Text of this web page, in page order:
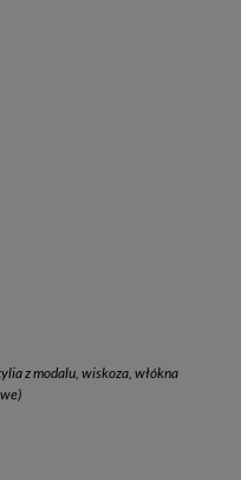
z modalu, wiskoza, włókna